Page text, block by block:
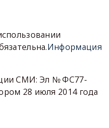
Информация
СМИ: Эл № ФС77-
28 июля 2014 года